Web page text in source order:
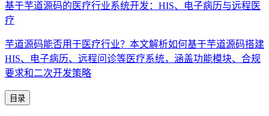
基于芋道源码的医疗行业系统开发：HIS、电子病历与远程医
疗
芋道源码能否用于医疗行业？本文解析如何基于芋道源码搭建
HIS、电子病历、远程问诊等医疗系统，涵盖功能模块、合规
要求和二次开发策略
目录